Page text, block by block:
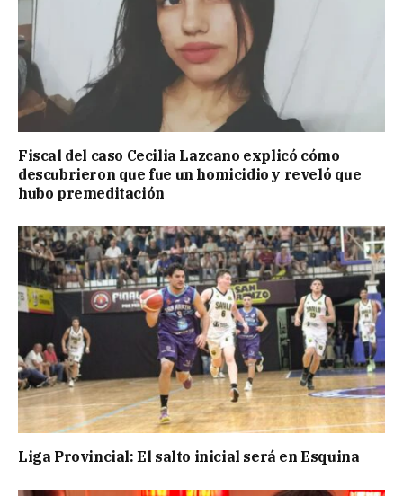
Fiscal del caso Cecilia Lazcano explicó cómo
descubrieron que fue un homicidio y reveló que
hubo premeditación
Liga Provincial: El salto inicial será en Esquina